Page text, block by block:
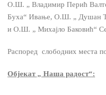
О.Ш. „ Владимир Перић
Буха“ Ивање, О.Ш. „ Душан
и О.Ш. „ Михајло Баковић“
Распоред слободних места
Објекат „ Наша радост“: